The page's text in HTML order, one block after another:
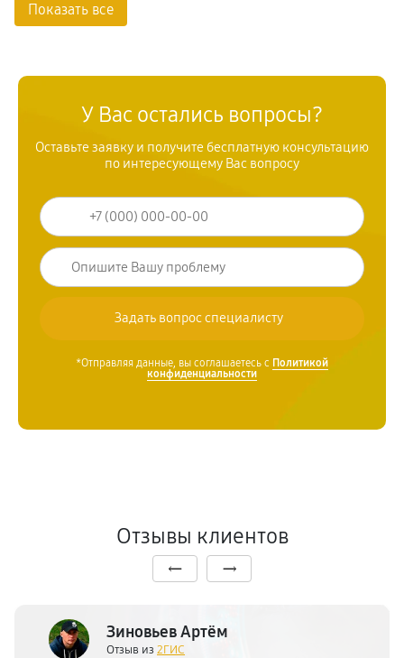
Показать все
У Вас остались вопросы?
Оставьте заявку и получите бесплатную консультацию
по интересующему Вас вопросу
*Отправляя данные, вы соглашаетесь с Политикой
конфиденциальности
Отзывы клиентов
Зиновьев Артём
Отзыв из 2ГИС